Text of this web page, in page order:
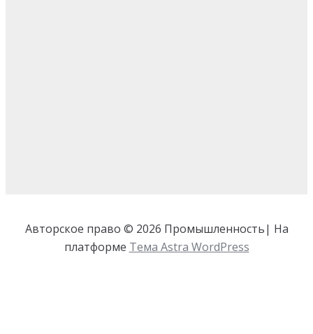
Авторское право © 2026 Промышленность| На
платформе Тема Astra WordPress